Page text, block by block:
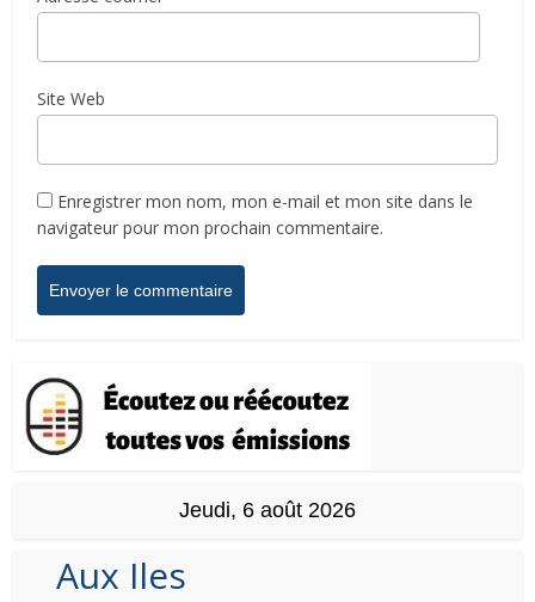
Site Web
Enregistrer mon nom, mon e-mail et mon site dans le
navigateur pour mon prochain commentaire.
Jeudi, 6 août 2026
Aux Iles